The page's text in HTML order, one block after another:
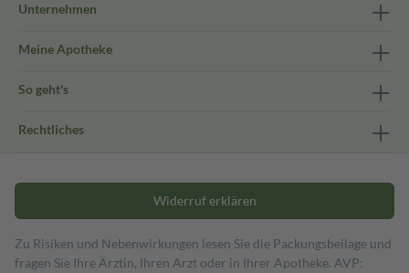
Unternehmen
Meine Apotheke
So geht's
Rechtliches
Widerruf erklären
Zu Risiken und Nebenwirkungen lesen Sie die Packungsbeilage und
fragen Sie Ihre Ärztin, Ihren Arzt oder in Ihrer Apotheke. AVP: